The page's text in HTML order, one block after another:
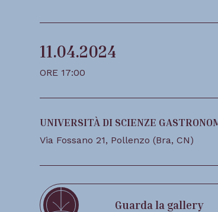
11.04.2024
ORE 17:00
UNIVERSITÀ DI SCIENZE
Via Fossano 21, Pollenzo (Bra, CN)
Guarda la gallery